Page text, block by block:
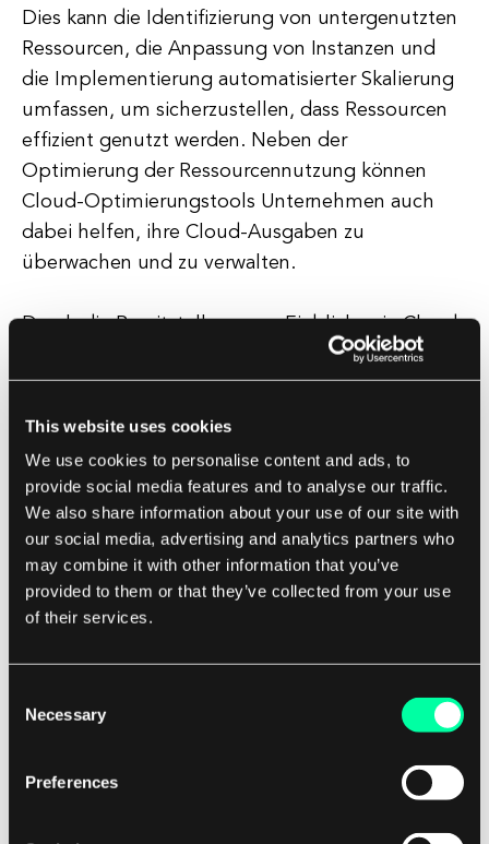
This website uses cookies
We use cookies to personalise content and ads, to
provide social media features and to analyse our traffic.
We also share information about your use of our site with
our social media, advertising and analytics partners who
may combine it with other information that you’ve
provided to them or that they’ve collected from your use
of their services.
Selection
Necessary
Preferences
Dies kann die Identifizierung von untergenutzten
Ressourcen, die Anpassung von Instanzen und
die Implementierung automatisierter Skalierung
umfassen, um sicherzustellen, dass Ressourcen
effizient genutzt werden. Neben der
Optimierung der Ressourcennutzung können
Cloud-Optimierungstools Unternehmen auch
dabei helfen, ihre Cloud-Ausgaben zu
überwachen und zu verwalten.
Durch die Bereitstellung von Einblicken in Cloud-
Kosten und -Nutzung ermöglichen diese Tools
Organisationen, Ausgaben zu verfolgen,
Einsparmöglichkeiten zu identifizieren und
vermeiden.
Dies kann Unternehmen helfen, ihre Cloud-
Ausgaben besser zu verwalten und
sicherzustellen, dass sie den größten Wert aus
ihrer Cloud-Investition ziehen. Insgesamt spielen
Cloud-Optimierungstools eine wichtige Rolle
ihrer Cloud-Infrastruktur herauszuholen.
Durch die Bereitstellung von Einblicken in